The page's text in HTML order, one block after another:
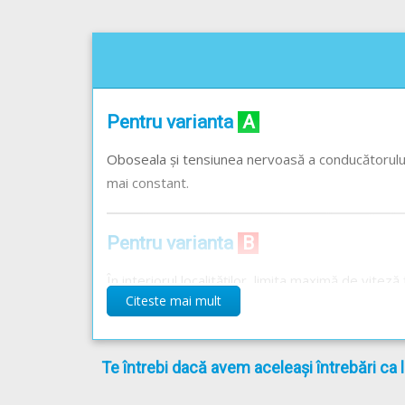
Pentru varianta A
Oboseala și tensiunea nervoasă a
mai constant.
Pentru varianta B
de 90, 100, 120 sau 130 de km/h. Iar invers,
Citeste mai mult
Te întrebi dacă avem aceleași întrebări ca